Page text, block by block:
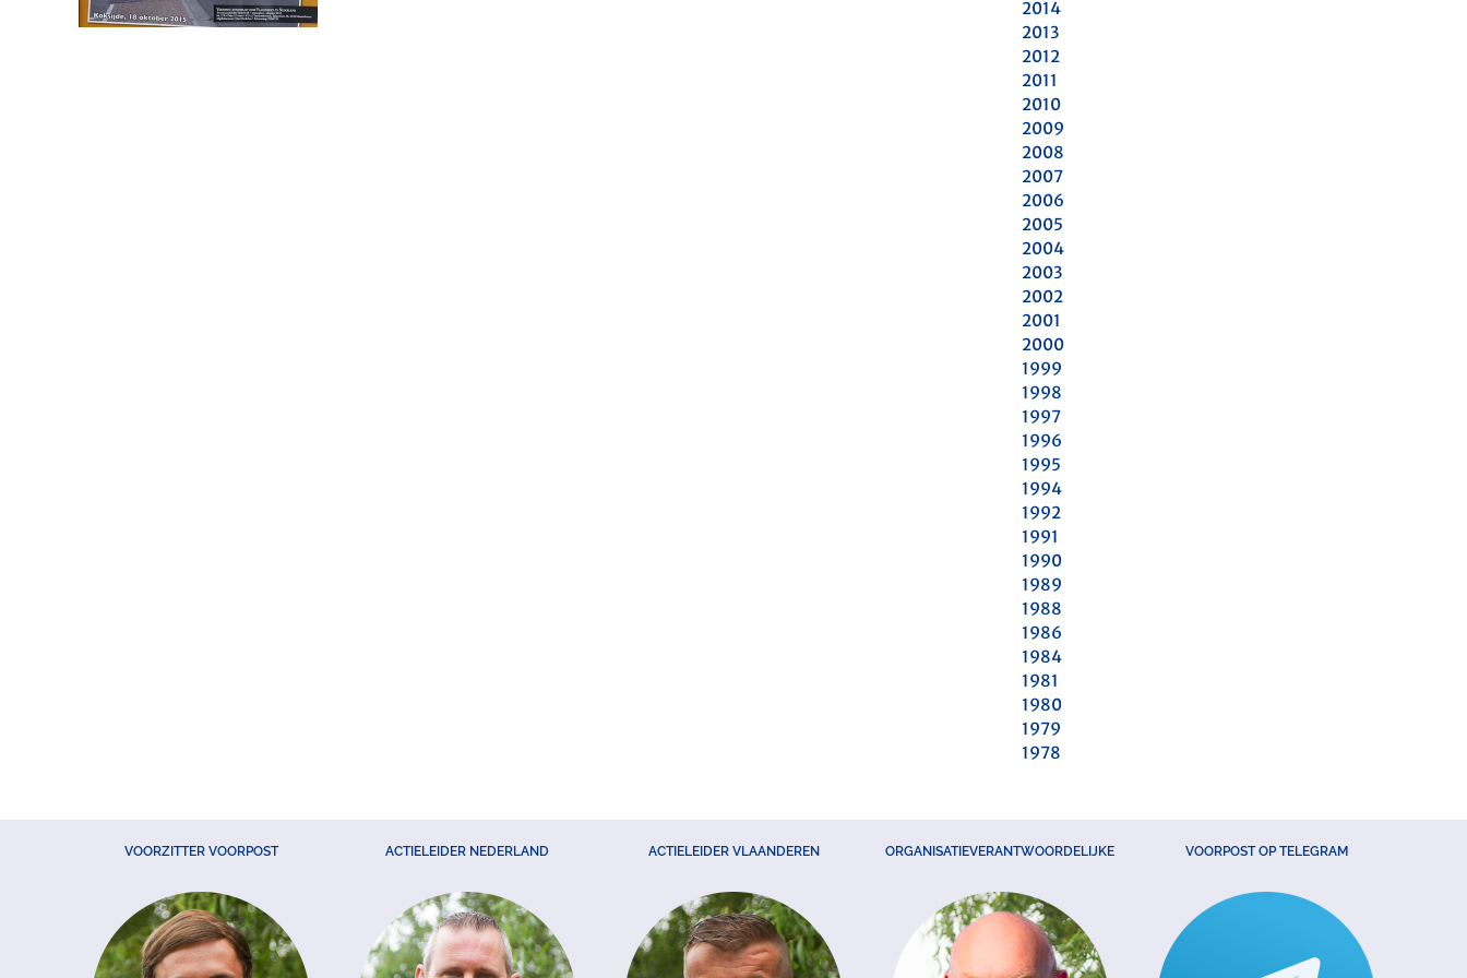
2014
2013
2012
2011
2010
2009
2008
2007
2006
2005
2004
2003
2002
2001
2000
1999
1998
1997
1996
1995
1994
1992
1991
1990
1989
1988
1986
1984
1981
1980
1979
1978
VOORZITTER VOORPOST ACTIELEIDER NEDERLAND ACTIELEIDER VLAANDEREN ORGANISATIEVERANTWOORDELIJKE VOORPOST OP TELEGRAM